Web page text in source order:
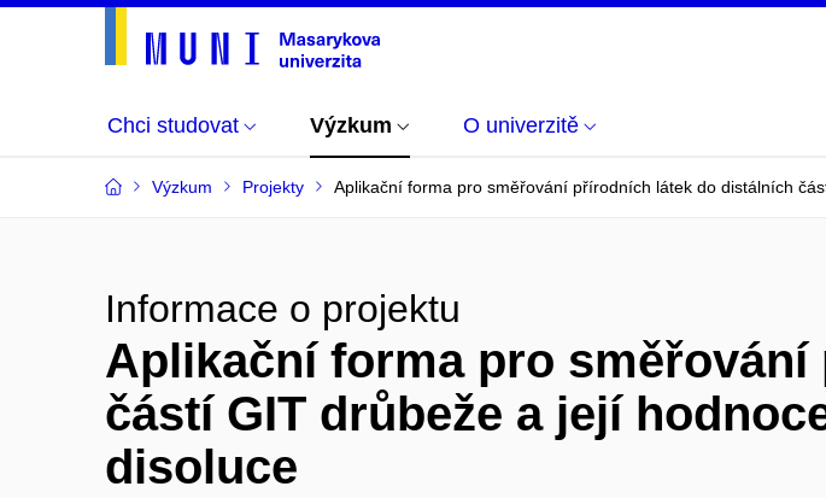
Chci studovat Výzkum O univerzitě
Výzkum Projekty Aplikační forma pro směřování přírodních látek do distálních
Informace o projektu
Aplikační forma pro
částí GIT drůbeže a její
disoluce